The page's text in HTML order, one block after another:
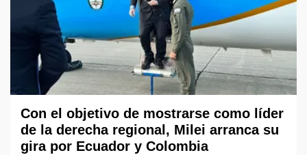
Con el objetivo de mostrarse como líder
de la derecha regional, Milei arranca su
gira por Ecuador y Colombia